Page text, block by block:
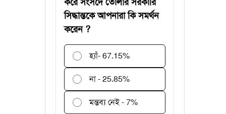
গবেষণা অনুদান দেবে
আবেদন ৩১ জুলাই
পর্যন্ত
রোনালদিনহোকে ছাড়িয়ে
গেলেন ভিনিসিয়ুস
সিদ্ধান্তকে আপনারা কি সমর্থন
করেন ?
হ্যাঁ- 67.15%
না - 25.85%
মন্তব্য নেই - 7%